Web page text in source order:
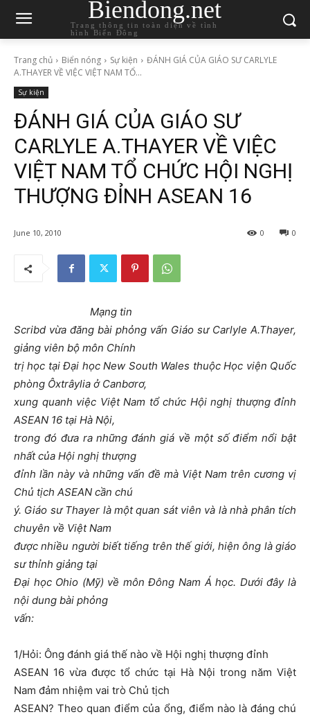
Biendong.net
Trang thông tin toàn diện về tình
hình Biển Đông
Trang chủ Biển nóng Sự kiện
ĐÁNH GIÁ CỦA GIÁO SƯ CARLYLE
A.THAYER VỀ VIỆC VIỆT NAM TỔ...
Sự kiện
ĐÁNH GIÁ CỦA GIÁO SƯ
CARLYLE A.THAYER VỀ VIỆC
VIỆT NAM TỔ CHỨC HỘI NGHỊ
THƯỢNG ĐỈNH ASEAN 16
June 10, 2010 0
0
Mạng tin
Scribd vừa đăng bài phỏng vấn Giáo sư Carlyle A.Thayer,
giảng viên bộ môn Chính
trị học tại Đại học New South Wales thuộc Học viện Quốc
phòng Ôxtrâylia ở Canbơrơ,
xung quanh việc Việt Nam tổ chức Hội nghị thượng đỉnh
ASEAN 16 tại Hà Nội,
trong đó đưa ra những đánh giá về một số điểm nổi bật
nhất của Hội nghị thượng
đỉnh lần này và những vấn đề mà Việt Nam trên cương vị
Chủ tịch ASEAN cần chú
ý. Giáo sư Thayer là một quan sát viên và là nhà phân tích
chuyên về Việt Nam
được nhiều người biết tiếng trên thế giới, hiện ông là giáo
sư thỉnh giảng tại
Đại học Ohio (Mỹ) về môn Đông Nam Á học. Dưới đây là
nội dung bài phỏng
vấn:
1/Hỏi: Ông đánh giá thế nào về Hội nghị thượng đỉnh
ASEAN 16 vừa được tổ chức tại Hà Nội trong năm Việt
Nam đảm nhiệm vai trò Chủ tịch
ASEAN? Theo quan điểm của ổng, điểm nào là đáng chú